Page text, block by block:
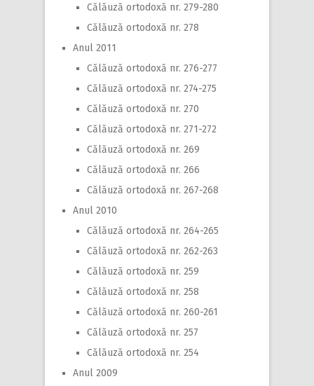
Călăuză ortodoxă nr. 279-280
Călăuză ortodoxă nr. 278
Anul 2011
Călăuză ortodoxă nr. 276-277
Călăuză ortodoxă nr. 274-275
Călăuză ortodoxă nr. 270
Călăuză ortodoxă nr. 271-272
Călăuză ortodoxă nr. 269
Călăuză ortodoxă nr. 266
Călăuză ortodoxă nr. 267-268
Anul 2010
Călăuză ortodoxă nr. 264-265
Călăuză ortodoxă nr. 262-263
Călăuză ortodoxă nr. 259
Călăuză ortodoxă nr. 258
Călăuză ortodoxă nr. 260-261
Călăuză ortodoxă nr. 257
Călăuză ortodoxă nr. 254
Anul 2009